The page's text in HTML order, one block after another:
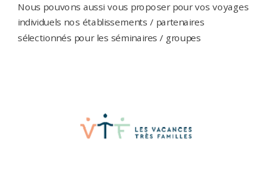
Nous pouvons aussi vous proposer pour vos voyages
individuels nos établissements / partenaires
sélectionnés pour les séminaires / groupes